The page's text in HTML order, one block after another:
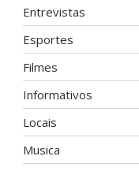
Entrevistas
Esportes
Filmes
Informativos
Locais
Musica